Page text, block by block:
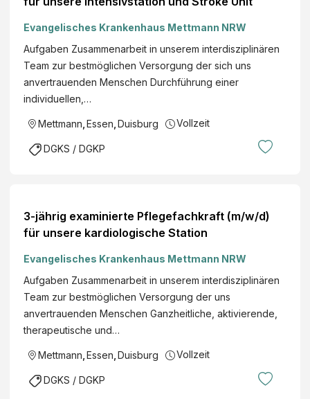
Evangelisches Krankenhaus Mettmann NRW
Aufgaben Zusammenarbeit in unserem interdisziplinären
Team zur bestmöglichen Versorgung der sich uns
anvertrauenden Menschen Durchführung einer
individuellen,…
Mettmann Essen Duisburg Vollzeit
DGKS / DGKP
3-jährig examinierte Pflegefachkraft (m/w/d)
für unsere kardiologische Station
Evangelisches Krankenhaus Mettmann NRW
Aufgaben Zusammenarbeit in unserem interdisziplinären
Team zur bestmöglichen Versorgung der uns
anvertrauenden Menschen Ganzheitliche, aktivierende,
therapeutische und…
Mettmann Essen Duisburg Vollzeit
DGKS / DGKP